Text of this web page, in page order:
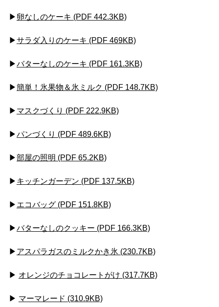
▶ 卵なしのケーキ (PDF 442.3KB)
▶サラダ入りのケーキ (PDF 469KB)
▶バターなしのケーキ (PDF 161.3KB)
▶簡単！氷果物＆氷ミルク (PDF 148.7KB)
▶ マスクづくり (PDF 222.9KB)
▶パンづくり (PDF 489.6KB)
▶部屋の照明 (PDF 65.2KB)
▶ キッチンガーデン (PDF 137.5KB)
▶ エコバッグ (PDF 151.8KB)
▶バターなしのクッキー (PDF 166.3KB)
▶ アスパラガスのミルクかき氷 (230.7KB)
▶ オレンジのチョコレートがけ (317.7KB)
▶ マーマレード (310.9KB)